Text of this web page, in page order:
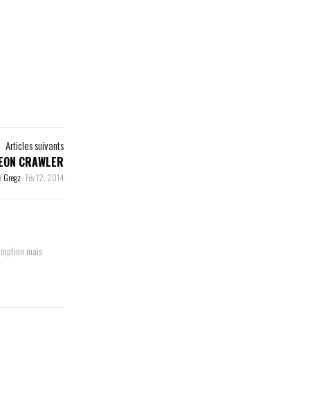
Articles suivants
CRAWLER
Gregz-Fév 12, 2014
mais